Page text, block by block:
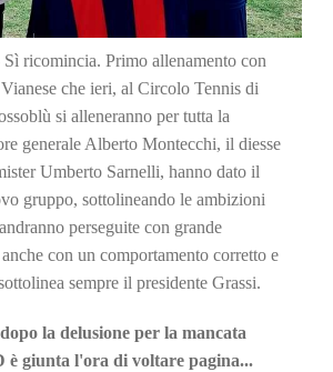
Sì ricomincia. Primo allenamento con
che ieri, al Circolo Tennis di
si alleneranno per tutta la
generale Alberto Montecchi, il diesse
Umberto Sarnelli, hanno dato il
gruppo, sottolineando le ambizioni
perseguite con grande
con un comportamento corretto e
sempre il presidente Grassi.
la delusione per la mancata
è giunta l'ora di voltare pagina...